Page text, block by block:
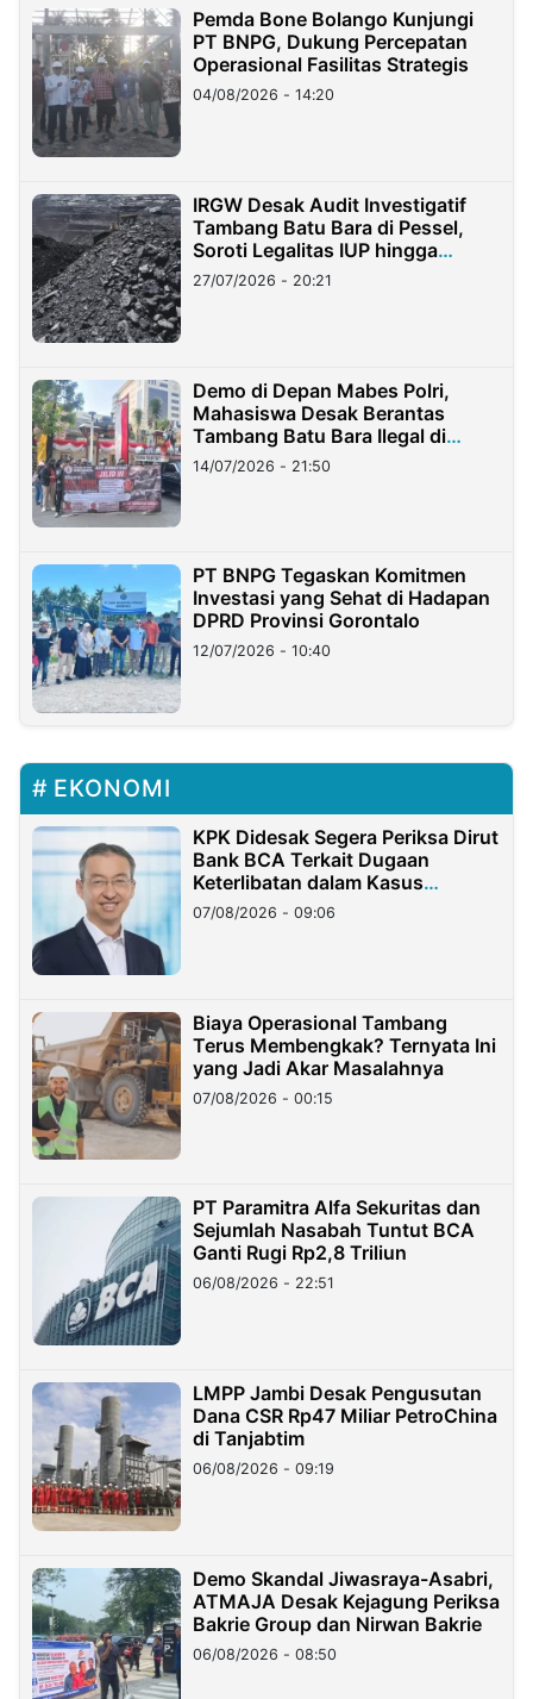
Pemda Bone Bolango Kunjungi
PT BNPG, Dukung Percepatan
Operasional Fasilitas Strategis
04/08/2026 - 14:20
IRGW Desak Audit Investigatif
Tambang Batu Bara di Pessel,
Soroti Legalitas IUP hingga
Stockpile
27/07/2026 - 20:21
Demo di Depan Mabes Polri,
Mahasiswa Desak Berantas
Tambang Batu Bara Ilegal di
Lampung
14/07/2026 - 21:50
PT BNPG Tegaskan Komitmen
Investasi yang Sehat di Hadapan
DPRD Provinsi Gorontalo
12/07/2026 - 10:40
EKONOMI
KPK Didesak Segera Periksa Dirut
Bank BCA Terkait Dugaan
Keterlibatan dalam Kasus
Hilangnya Dana Nasabah Rp2,58
Miliar
07/08/2026 - 09:06
Biaya Operasional Tambang
Terus Membengkak? Ternyata Ini
yang Jadi Akar Masalahnya
07/08/2026 - 00:15
PT Paramitra Alfa Sekuritas dan
Sejumlah Nasabah Tuntut BCA
Ganti Rugi Rp2,8 Triliun
06/08/2026 - 22:51
LMPP Jambi Desak Pengusutan
Dana CSR Rp47 Miliar PetroChina
di Tanjabtim
06/08/2026 - 09:19
Demo Skandal Jiwasraya-Asabri,
ATMAJA Desak Kejagung Periksa
Bakrie Group dan Nirwan Bakrie
06/08/2026 - 08:50